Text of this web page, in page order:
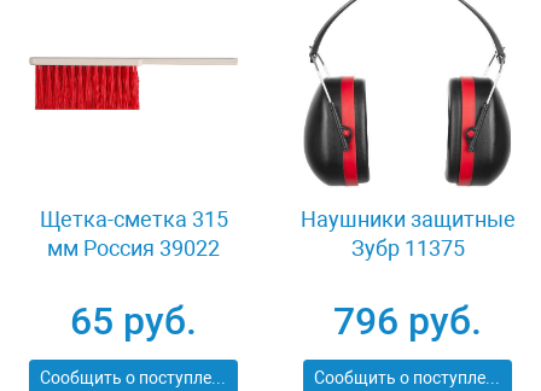
Щетка-сметка 315
мм Россия 39022
65 руб.
Сообщить о поступлении
Наушники защитные
Зубр 11375
796 руб.
Сообщить о поступлении